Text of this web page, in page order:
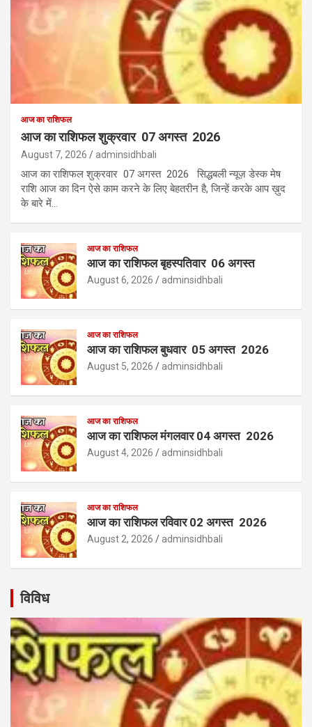
आज का राशिफल
आज का राशिफल शुक्रवार 07 अगस्त 2026
August 7, 2026 adminsidhbali
आज का राशिफल शुक्रवार 07 अगस्त 2026 सिद्धबली न्यूज़ डेस्क मेष
राशि आज का दिन ऐसे काम करने के लिए बेहतरीन है, जिन्हें करके आप ख़ुद
के बारे में…
आज का राशिफल
आज का राशिफल बृहस्पतिवार 06 अगस्त
August 6, 2026 adminsidhbali
आज का राशिफल
आज का राशिफल बुधवार 05 अगस्त 2026
August 5, 2026 adminsidhbali
आज का राशिफल
आज का राशिफल मंगलवार 04 अगस्त 2026
August 4, 2026 adminsidhbali
आज का राशिफल
आज का राशिफल रविवार 02 अगस्त 2026
August 2, 2026 adminsidhbali
विविध